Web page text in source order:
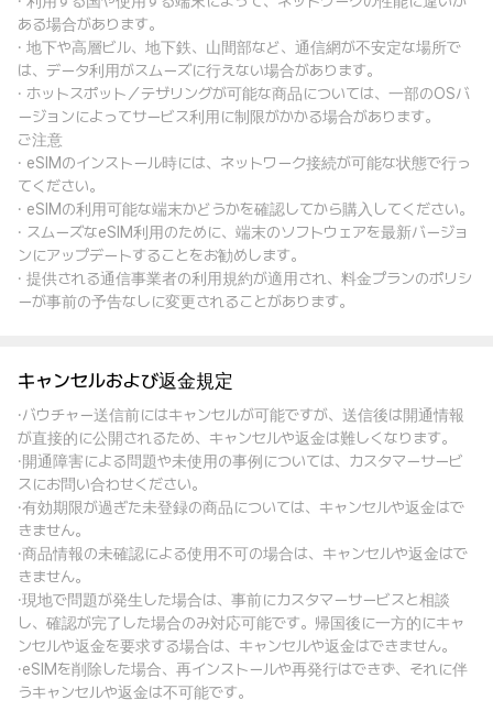
ある場合があります。
· 地下や高層ビル、地下鉄、山間部など、通信網が不安定な場所で
は、データ利用がスムーズに行えない場合があります。
· ホットスポット／テザリングが可能な商品については、一部のOSバ
ージョンによってサービス利用に制限がかかる場合があります。
ご注意
· eSIMのインストール時には、ネットワーク接続が可能な状態で行っ
てください。
· eSIMの利用可能な端末かどうかを確認してから購入してください。
· スムーズなeSIM利用のために、端末のソフトウェアを最新バージョ
ンにアップデートすることをお勧めします。
· 提供される通信事業者の利用規約が適用され、料金プランのポリシ
ーが事前の予告なしに変更されることがあります。
キャンセルおよび返金規定
·バウチャー送信前にはキャンセルが可能ですが、送信後は開通情報
が直接的に公開されるため、キャンセルや返金は難しくなります。
·開通障害による問題や未使用の事例については、カスタマーサービ
スにお問い合わせください。
·有効期限が過ぎた未登録の商品については、キャンセルや返金はで
きません。
·商品情報の未確認による使用不可の場合は、キャンセルや返金はで
きません。
·現地で問題が発生した場合は、事前にカスタマーサービスと相談
し、確認が完了した場合のみ対応可能です。帰国後に一方的にキャ
ンセルや返金を要求する場合は、キャンセルや返金はできません。
·eSIMを削除した場合、再インストールや再発行はできず、それに伴
うキャンセルや返金は不可能です。